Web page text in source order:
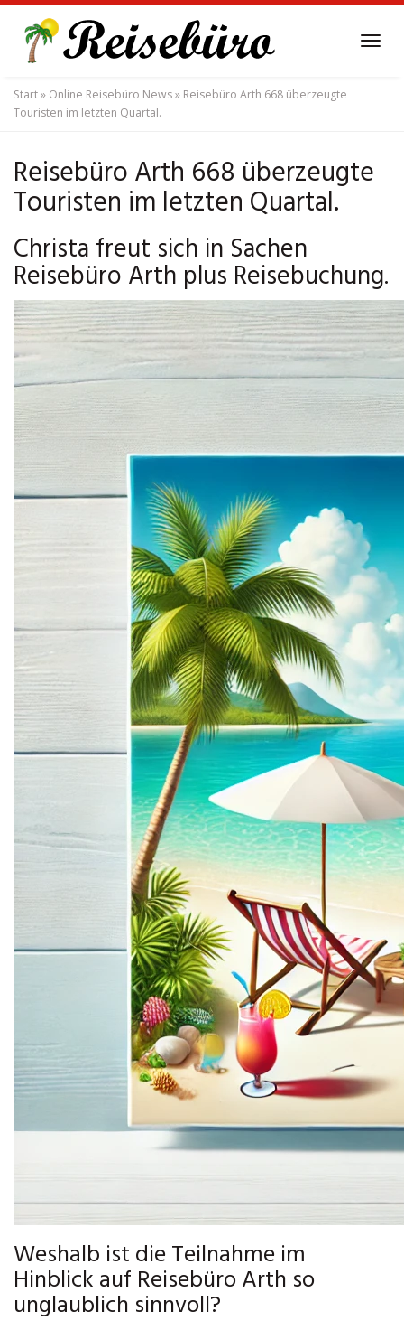
main
content
Start» Online Reisebüro News» Reisebüro Arth 668 überzeugte
Touristen im letzten Quartal.
Reisebüro Arth 668 überzeugte
Touristen im letzten Quartal.
Christa freut sich in Sachen
Reisebüro Arth plus Reisebuchung.
Weshalb ist die Teilnahme im
Hinblick auf Reisebüro Arth so
unglaublich sinnvoll?